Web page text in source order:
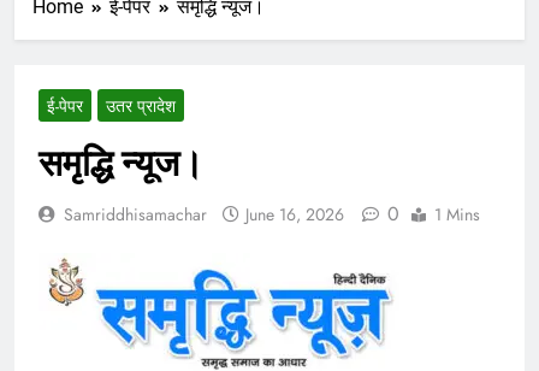
Home ई-पेपर समृद्धि न्यूज।
ई-पेपर उतर प्रादेश
समृद्धि न्यूज।
Samriddhisamachar June 16, 2026 0 1 Mins